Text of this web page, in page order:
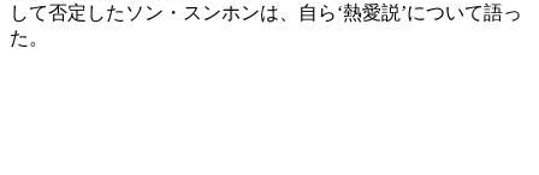
して否定したソン・スンホンは、自ら‘熱愛説’について語っ
た。